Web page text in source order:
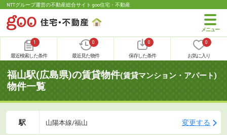
NTTグループ運営の不動産総合サイト goo住宅・不動産
1
最近検索した条件
0
最近見た物件
0
保存した条件
0
お気に入り
福山駅(広島県)の賃貸物件(賃貸マンション・アパート)
物件一覧
駅 山陽本線/福山 変更する